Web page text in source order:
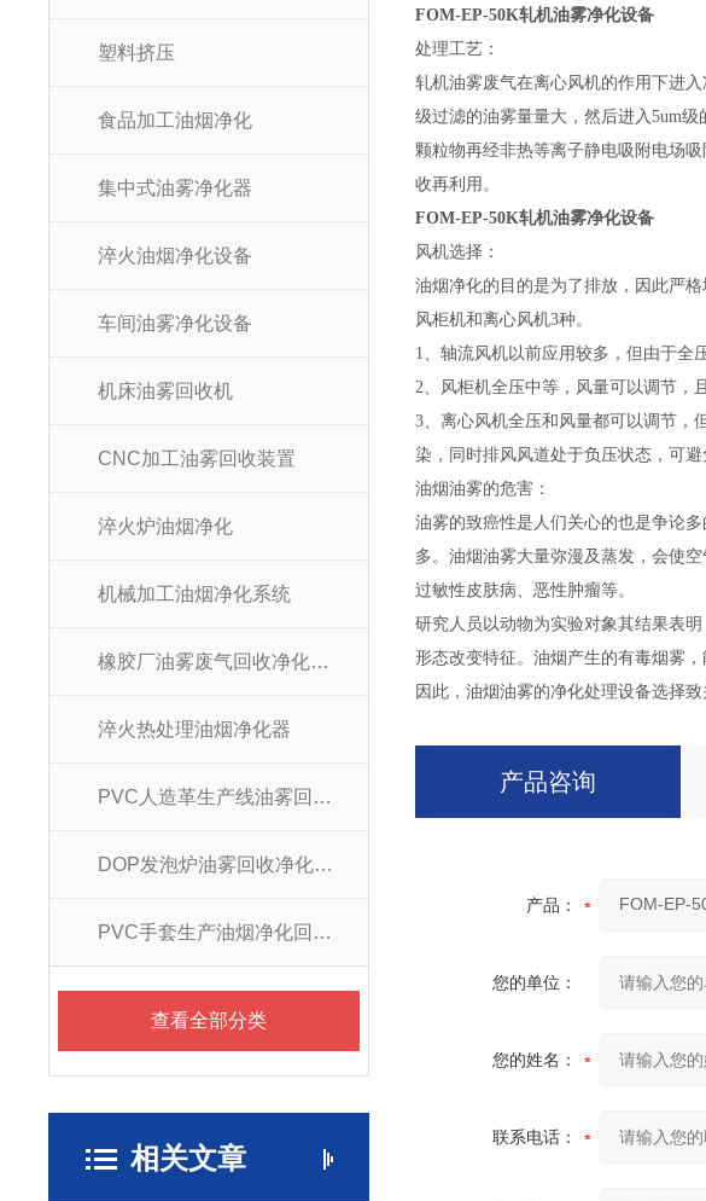
塑料挤压
食品加工油烟净化
集中式油雾净化器
淬火油烟净化设备
车间油雾净化设备
机床油雾回收机
CNC加工油雾回收装置
淬火炉油烟净化
机械加工油烟净化系统
橡胶厂油雾废气回收净化装置
淬火热处理油烟净化器
PVC人造革生产线油雾回收净化器
DOP发泡炉油雾回收净化系统
PVC手套生产油烟净化回收系统
查看全部分类
相关文章
FOM-EP-50K轧机油雾净化设备
处理工艺：
轧机油雾废气在离心风机的作用下进
级过滤的油雾量量大，然后进入5um
颗粒物再经非热等离子静电吸附电场
收再利用。
FOM-EP-50K轧机油雾净化设备
风机选择：
油烟净化的目的是为了排放，因此严
风柜机和离心风机3种。
1、轴流风机以前应用较多，但由于全
2、风柜机全压中等，风量可以调节，
3、离心风机全压和风量都可以调节，
染，同时排风风道处于负压状态，可
油烟油雾的危害：
油雾的致癌性是人们关心的也是争论
多。油烟油雾大量弥漫及蒸发，会使
过敏性皮肤病、恶性肿瘤等。
研究人员以动物为实验对象其结果表
形态改变特征。油烟产生的有毒烟雾，
因此，油烟油雾的净化处理设备选择致
产品咨询
产品：
您的单位：
您的姓名：
联系电话：